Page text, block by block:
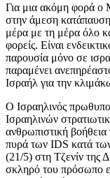
Για μια ακόμη φορά ο
στην άμεση
μέρα με τη μέρα όλο
φορείς. Είναι
παρουσία μόνο σε
παραμένει
Ισραήλ για την
Ο Ισραηλινός
Ισραηλινών
ανθρωπιστική
πυρά των IDS κατά
(21/5) στη Τζενίν της
σκληρό του πρόσωπο